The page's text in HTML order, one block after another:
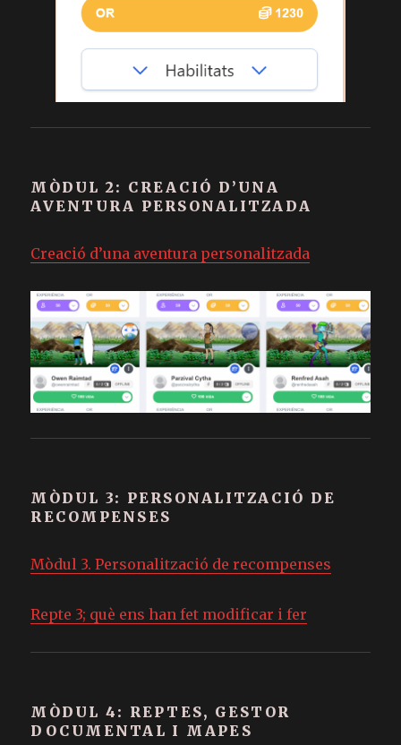
MÒDUL 2: CREACIÓ D’UNA
AVENTURA PERSONALITZADA
Creació d’una aventura personalitzada
MÒDUL 3: PERSONALITZACIÓ DE
RECOMPENSES
Mòdul 3. Personalització de recompenses
Repte 3; què ens han fet modificar i fer
MÒDUL 4: REPTES, GESTOR
DOCUMENTAL I MAPES